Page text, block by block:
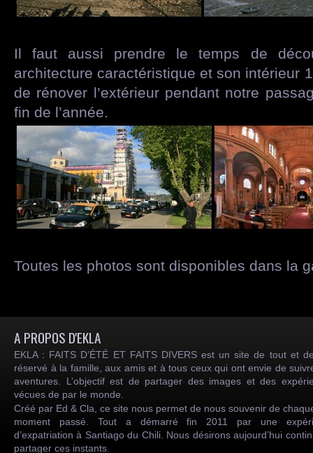
Il faut aussi prendre le temps de
architecture caractéristique et son intérieur
de rénover l’extérieur pendant notre
fin de l’année.
Toutes les photos sont disponibles dans la
A PROPOS D'EKLA
EKLA : FAITS D’ÉTÉ ET FAITS DIVERS est un site de tout et
réservé à la famille, aux amis et à tous ceux qui ont envie de
aventures. L’objectif est de partager des images et des
vécues de par le monde.
Créé par Ed & Cla, ce site nous permet de nous souvenir de
moment passé. Tout a démarré fin 2011 par une
d’expatriation à Santiago du Chili. Nous désirons aujourd’hui
partager ces instants.